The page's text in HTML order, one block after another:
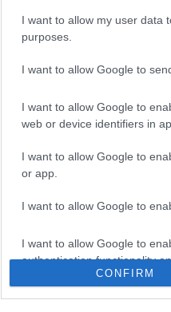
I want to allow my user data
purposes.
I want to allow Google to
I want to allow Google to
web or device identifiers in
I want to allow Google to
or app.
I want to allow Google to
I want to allow Google to
authentication functionality
CONFIRM